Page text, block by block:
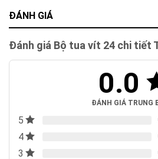
ĐÁNH GIÁ
Đánh giá Bộ tua vít 24 chi tiết
0.0
ĐÁNH GIÁ TRUNG
5
4
3